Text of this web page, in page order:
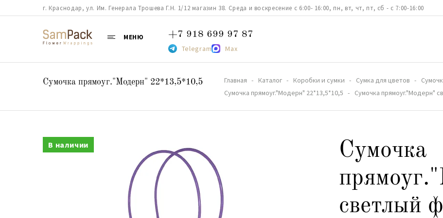
г. Краснодар, ул. Им. Генерала Трошева Г.Н. 1/12 магазин 38. Среда и воскресение с 6:00- 16:00, пн, вт, чт, пт, сб - с 7:00-16:00
МЕНЮ +7 918 699 97 87
Telegram Max
Сумочка прямоуг."Модерн" 22*13,5*10,5 Главная Каталог Коробки и сумки Сумка для цветов
Сумочка прямоуг."Модерн" 22*13,5*10,5
Сумочка прямоуг."Модерн"
В наличии
Сумочка
светлый